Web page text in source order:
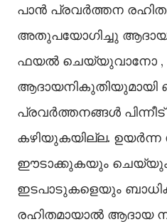
പാൻ പ്രവർത്തന
അതുപയോഗിച്ചു
ഫയൽ ചെയ്യുവാനോ ,
ആദായനികുതിയുമായി
പ്രവർത്തനങ്ങൾ
കഴിയുകയില്ല. ഉയർന്ന
ഈടാക്കുകയും ചെയ്യും
ഇടപാടുകളെയും
രഹിതമായാൽ ആദായ